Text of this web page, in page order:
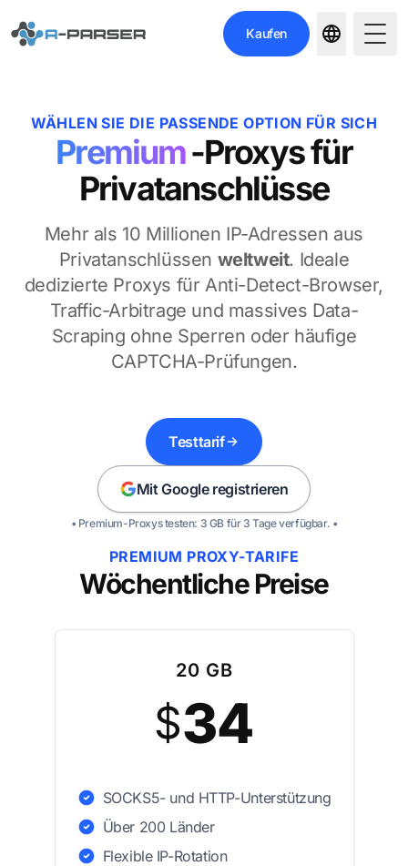
Kaufen
WÄHLEN SIE DIE PASSENDE OPTION FÜR SICH
Premium-Proxys für
Privatanschlüsse
Mehr als 10 Millionen IP-Adressen aus
Privatanschlüssen weltweit. Ideale
dedizierte Proxys für Anti-Detect-Browser,
Traffic-Arbitrage und massives Data-
Scraping ohne Sperren oder häufige
CAPTCHA-Prüfungen.
Testtarif
Mit Google registrieren
• Premium-Proxys testen: 3 GB für 3 Tage verfügbar. •
PREMIUM PROXY-TARIFE
Wöchentliche Preise
20 GB
$34
SOCKS5- und HTTP-Unterstützung
Über 200 Länder
Flexible IP-Rotation